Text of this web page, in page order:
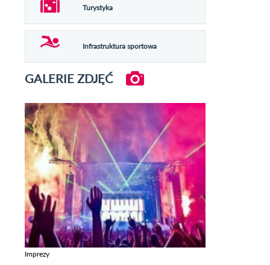
Turystyka
Infrastruktura sportowa
GALERIE ZDJĘĆ
Imprezy